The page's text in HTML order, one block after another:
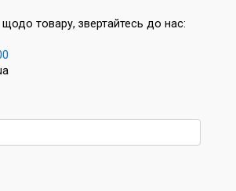
товару, звертайтесь до нас: